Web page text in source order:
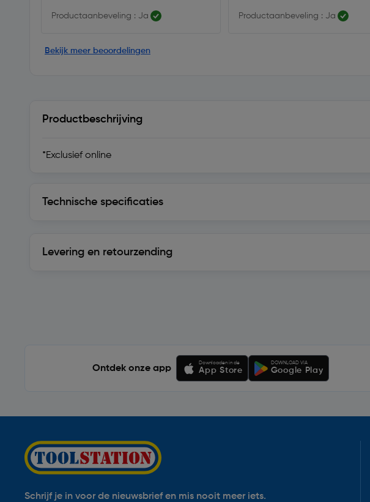
Productaanbeveling : Ja Productaanbeveling : Ja
Bekijk meer beoordelingen
Productbeschrijving
*Exclusief online
Technische specificaties
Levering en retourzending
Ontdek onze app
Downloaden in de
App Store
DOWNLOAD VIA
Google Play
Schrijf je in voor de nieuwsbrief en mis nooit meer iets.